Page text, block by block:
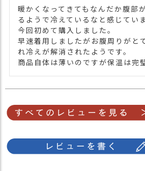
暖かくなってきてもなんだか腹部
るようで冷えているなと感じてい
今回初めて購入しました。
早速着用しましたがお腹周りがと
れ冷えが解消されたようです。
商品自体は薄いのですが保温は完